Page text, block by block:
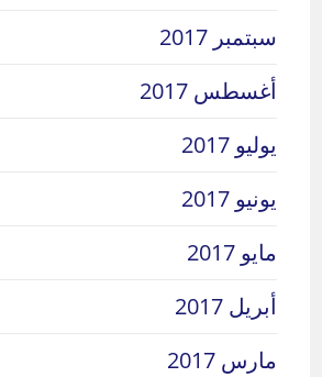
سبتمبر 2017
أغسطس 2017
يوليو 2017
يونيو 2017
مايو 2017
أبريل 2017
مارس 2017